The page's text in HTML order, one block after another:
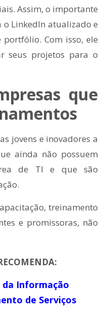
Assim, o importante
LinkedIn atualizado e
Com isso, ele
seus projetos para o
que
jovens e inovadores a
ainda não possuem
de TI e que são
treinamento
e promissoras, não
da Informação
de Serviços